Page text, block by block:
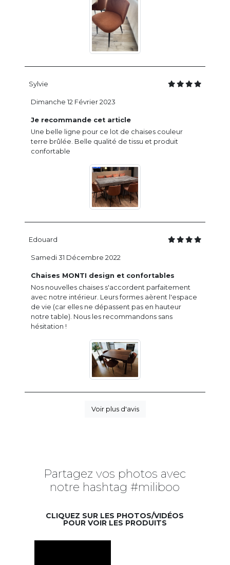
Sylvie
Je recommande cet article
Une belle ligne pour ce lot de chaises couleur
terre brûlée. Belle qualité de tissu et produit
confortable
Dimanche 12 Février 2023
Edouard
Chaises MONTI design et confortables
Nos nouvelles chaises s'accordent parfaitement
avec notre intérieur. Leurs formes aèrent l'espace
de vie (car elles ne dépassent pas en hauteur
notre table). Nous les recommandons sans
hésitation !
Samedi 31 Décembre 2022
Voir plus d'avis
Partagez vos photos avec
notre hashtag #miliboo
CLIQUEZ SUR LES PHOTOS/VIDÉOS
POUR VOIR LES PRODUITS